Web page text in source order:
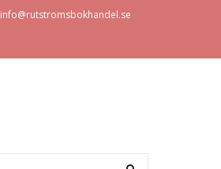
info@rutstromsbokhandel.se